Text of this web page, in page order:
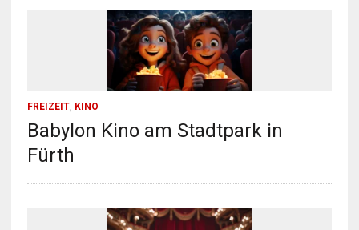
FREIZEIT, KINO
Babylon Kino am Stadtpark in
Fürth